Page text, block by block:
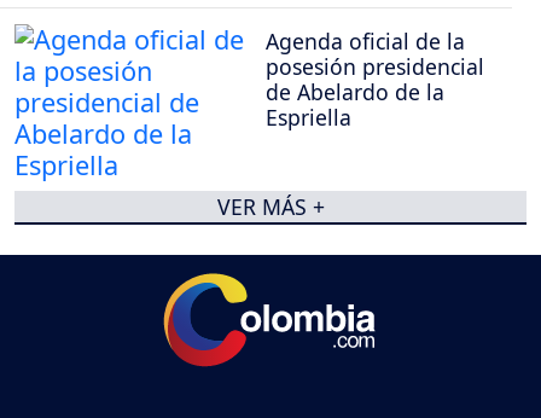
Agenda oficial de la
posesión presidencial
de Abelardo de la
Espriella
VER MÁS +